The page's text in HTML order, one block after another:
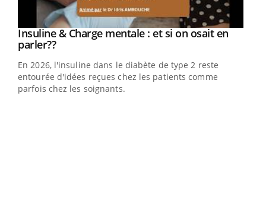
Youtube
Insuline & Charge mentale : et si on osait en
parler??Youtube
En 2026, l'insuline dans le diabète de type 2 reste
entourée d'idées reçues chez les patients comme
parfois chez les soignants.